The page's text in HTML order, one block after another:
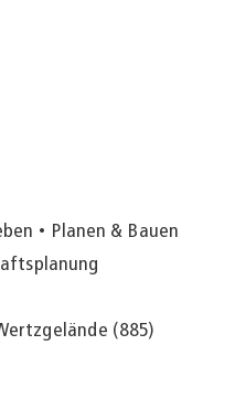
Planen & Bauen
(885)